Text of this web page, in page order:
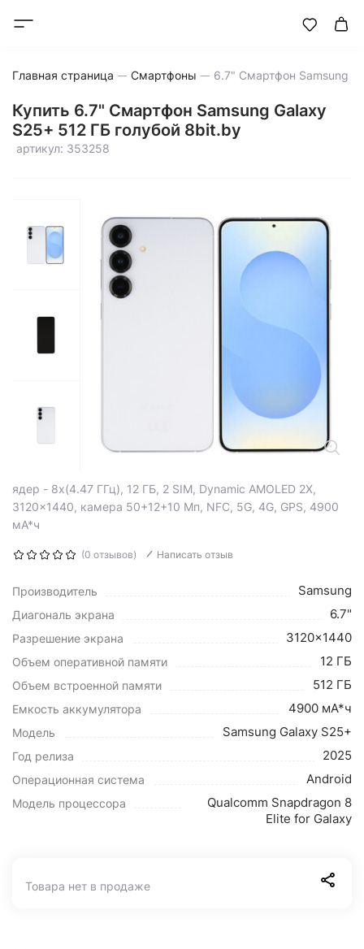
Главная страница Смартфоны
Купить 6.7" Смартфон Samsung Galaxy
S25+ 512 ГБ голубой 8bit.by
артикул: 353258
ядер - 8x(4.47 ГГц), 12 ГБ, 2 SIM, Dynamic AMOLED 2X,
3120x1440, камера 50+12+10 Мп, NFC, 5G, 4G, GPS, 4900
мА*ч
(0 отзывов) Написать отзыв
Производитель Samsung
Диагональ экрана 6.7"
Разрешение экрана 3120x1440
Объем оперативной памяти 12 ГБ
Объем встроенной памяти 512 ГБ
Емкость аккумулятора 4900 мА*ч
Модель Samsung Galaxy S25+
Год релиза 2025
Операционная система Android
Модель процессора
Qualcomm Snapdragon 8
Elite for Galaxy
Товара нет в продаже